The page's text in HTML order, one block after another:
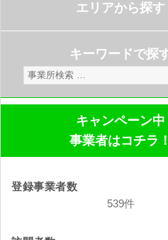
エリアから探す
キーワードで探
検
索:
キャンペーン中
事業者はコチラ！
登録事業者数
539件